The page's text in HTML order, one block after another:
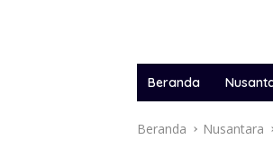
Beranda
Beranda Nusantara